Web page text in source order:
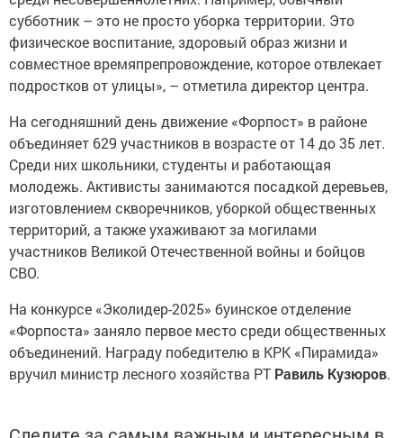
субботник – это не просто уборка территории. Это
физическое воспитание, здоровый образ жизни и
совместное времяпрепровождение, которое отвлекает
подростков от улицы», – отметила директор центра.
На сегодняшний день движение «Форпост» в районе
объединяет 629 участников в возрасте от 14 до 35 лет.
Среди них школьники, студенты и работающая
молодежь. Активисты занимаются посадкой деревьев,
изготовлением скворечников, уборкой общественных
территорий, а также ухаживают за могилами
участников Великой Отечественной войны и бойцов
СВО.
На конкурсе «Эколидер-2025» буинское отделение
«Форпоста» заняло первое место среди общественных
объединений. Награду победителю в КРК «Пирамида»
вручил министр лесного хозяйства РТ Равиль Кузюров.